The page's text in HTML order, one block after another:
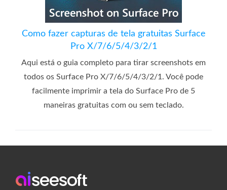
Como fazer capturas de tela gratuitas Surface
Pro X/7/6/5/4/3/2/1
Aqui está o guia completo para tirar screenshots em
todos os Surface Pro X/7/6/5/4/3/2/1. Você pode
facilmente imprimir a tela do Surface Pro de 5
maneiras gratuitas com ou sem teclado.